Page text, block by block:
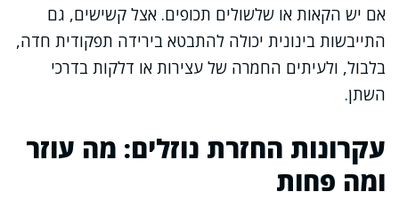
אם יש הקאות או שלשולים תכופים. אצל קשישים, גם
התייבשות בינונית יכולה להתבטא בירידה תפקודית חדה,
בלבול, ולעיתים החמרה של עצירות או דלקות בדרכי
השתן.
עקרונות החזרת נוזלים: מה עוזר
ומה פחות